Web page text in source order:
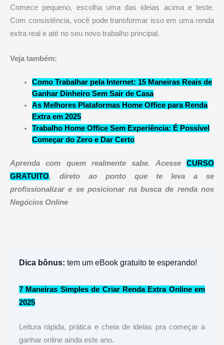
Comece pequeno, escolha uma das ideias acima e teste.
Com consistência, você pode transformar isso em uma renda
extra real e até no seu novo trabalho principal.
Veja também:
Como Trabalhar pela Internet: 15 Maneiras Reais de
Ganhar Dinheiro Sem Sair de Casa
As Melhores Plataformas Home Office para Renda
Extra em 2025
Trabalho Home Office Sem Experiência: É Possível
Começar do Zero e Dar Certo
Aprenda com quem realmente sabe. Acesse
CURSO
GRATUITO, direto ao ponto que te leva a se
profissionalizar e se posicionar na busca de renda nos
Negócios Online
Dica bônus: tem um eBook gratuito te esperando!
7 Maneiras Simples de Criar Renda Extra Online em
2025
Leitura rápida, prática e cheia de ideias pra começar a
ganhar online ainda este ano.